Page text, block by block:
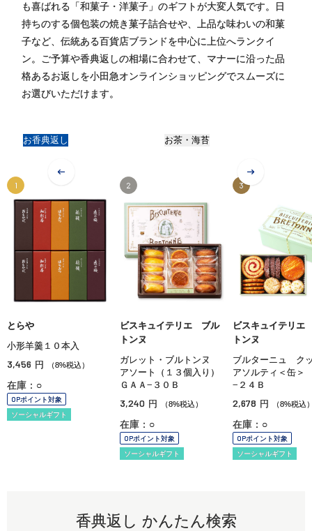
も喜ばれる「和菓子・洋菓子」のギフトが大変人気です。日
持ちのする個包装の焼き菓子詰合せや、上品な味わいの和菓
子など、伝統ある百貨店ブランドを中心に上位へランクイ
ン。ご予算や香典返しの相場に合わせて、マナーに沿った品
格あるお返しを小田急オンラインショッピングでスムーズに
お選びいただけます。
お香典返し お茶・海苔
1
とらや
小形羊羹１０本入
3,456 円 （8%税込）
在庫：○
OPポイント対象
ソーシャルギフト
2
ビスキュイテリエ ブル
トンヌ
ガレット・ブルトンヌ
アソート（１３個入り）
ＧＡＡ−３０Ｂ
3,240 円 （8%税込）
在庫：○
OPポイント対象
ソーシャルギフト
3
ビスキュイテリ
トンヌ
ブルターニュ ク
アソルティ＜缶
−２４Ｂ
2,678 円 （8%税込
在庫：○
OPポイント対象
ソーシャルギフト
香典返し かんたん検索